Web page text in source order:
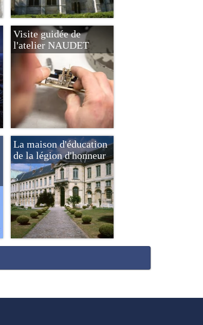
Visite guidée de
l'atelier NAUDET
La maison d'éducation
de la légion d'honneur